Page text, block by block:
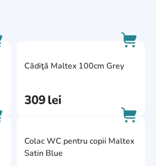
AddCardToFavourite
Cădiţă Maltex 100cm Grey
309lei
AddCardToFavourite
AddCardToCart
Colac WC pentru copii Maltex
Satin Blue